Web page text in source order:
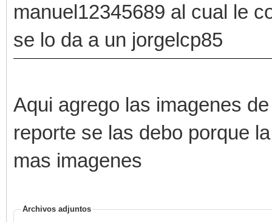
manuel12345689 al cual le
se lo da a un jorgelcp85
Aqui agrego las imagenes
reporte se las debo porque
mas imagenes
Archivos adjuntos